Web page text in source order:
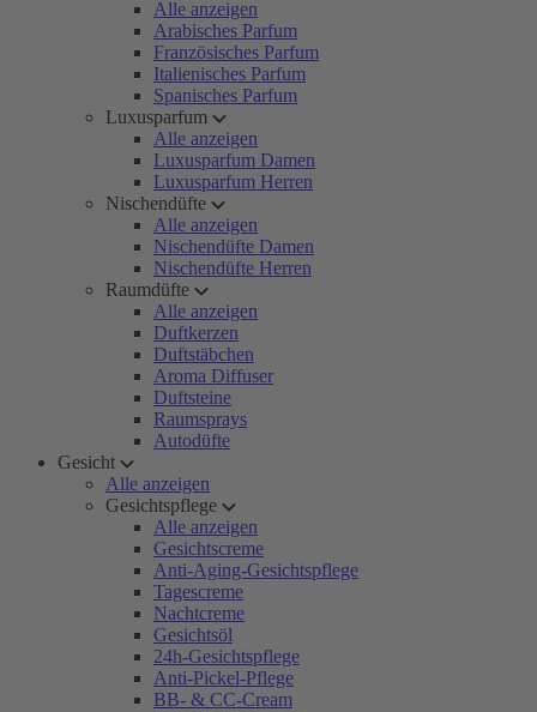
Alle anzeigen
Arabisches Parfum
Französisches Parfum
Italienisches Parfum
Spanisches Parfum
Luxusparfum
Alle anzeigen
Luxusparfum Damen
Luxusparfum Herren
Nischendüfte
Alle anzeigen
Nischendüfte Damen
Nischendüfte Herren
Raumdüfte
Alle anzeigen
Duftkerzen
Duftstäbchen
Aroma Diffuser
Duftsteine
Raumsprays
Autodüfte
Gesicht
Alle anzeigen
Gesichtspflege
Alle anzeigen
Gesichtscreme
Anti-Aging-Gesichtspflege
Tagescreme
Nachtcreme
Gesichtsöl
24h-Gesichtspflege
Anti-Pickel-Pflege
BB- & CC-Cream